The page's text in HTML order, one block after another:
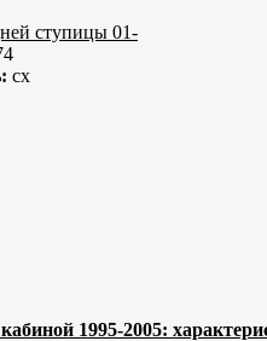
ступицы 01-
cx
1995-2005: